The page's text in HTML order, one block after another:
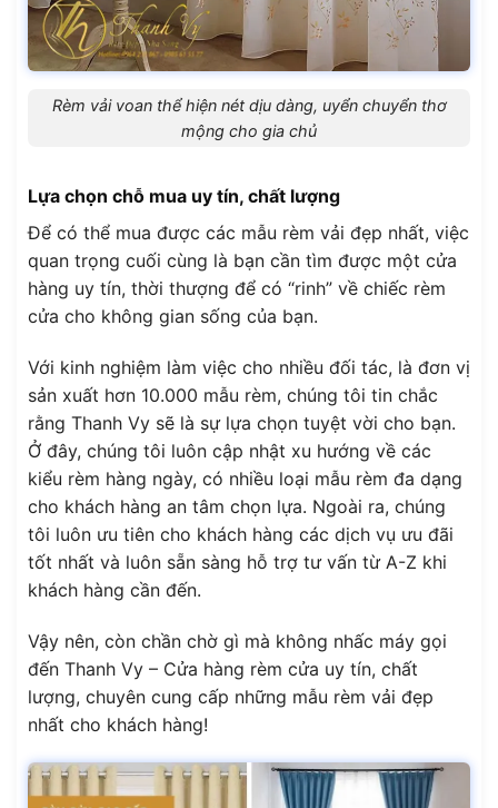
Rèm vải voan thể hiện nét dịu dàng, uyển chuyển thơ
mộng cho gia chủ
Lựa chọn chỗ mua uy tín, chất lượng
Để có thể mua được các mẫu rèm vải đẹp nhất, việc
quan trọng cuối cùng là bạn cần tìm được một cửa
hàng uy tín, thời thượng để có “rinh” về chiếc rèm
cửa cho không gian sống của bạn.
Với kinh nghiệm làm việc cho nhiều đối tác, là đơn vị
sản xuất hơn 10.000 mẫu rèm, chúng tôi tin chắc
rằng Thanh Vy sẽ là sự lựa chọn tuyệt vời cho bạn.
Ở đây, chúng tôi luôn cập nhật xu hướng về các
kiểu rèm hàng ngày, có nhiều loại mẫu rèm đa dạng
cho khách hàng an tâm chọn lựa. Ngoài ra, chúng
tôi luôn ưu tiên cho khách hàng các dịch vụ ưu đãi
tốt nhất và luôn sẵn sàng hỗ trợ tư vấn từ A-Z khi
khách hàng cần đến.
Vậy nên, còn chần chờ gì mà không nhấc máy gọi
đến Thanh Vy – Cửa hàng rèm cửa uy tín, chất
lượng, chuyên cung cấp những mẫu rèm vải đẹp
nhất cho khách hàng!